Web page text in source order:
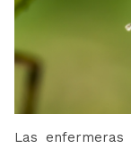
Las